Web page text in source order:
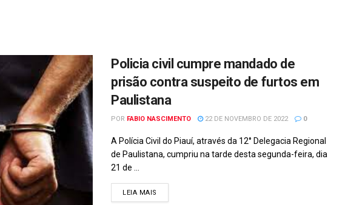
Policia civil cumpre mandado de
prisão contra suspeito de furtos em
Paulistana
POR FABIO NASCIMENTO 22 DE NOVEMBRO DE 2022 0
A Polícia Civil do Piauí, através da 12° Delegacia Regional
de Paulistana, cumpriu na tarde desta segunda-feira, dia
21 de ...
LEIA MAIS